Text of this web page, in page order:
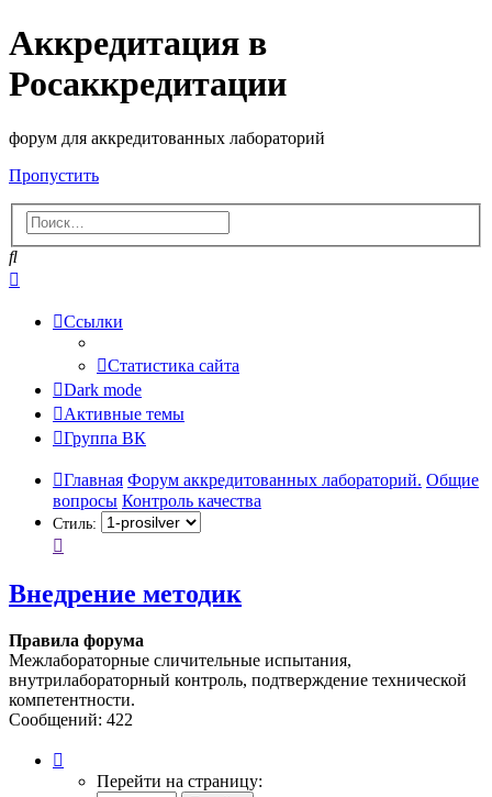
Аккредитация в
Росаккредитации
форум для аккредитованных лабораторий
Пропустить
Поиск
Ссылки
Статистика сайта
Dark mode
Активные темы
Группа ВК
Главная Форум аккредитованных лабораторий. Общие
вопросы Контроль качества
Стиль:
Внедрение методик
Правила форума
Межлабораторные сличительные испытания,
внутрилабораторный контроль, подтверждение технической
компетентности.
Сообщений: 422
Перейти на страницу: